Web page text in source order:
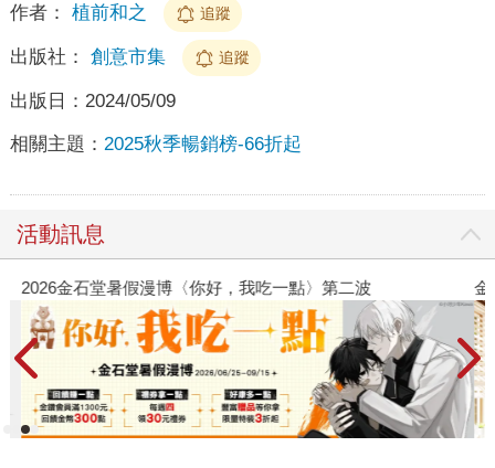
作者： 植前和之 追蹤
出版社： 創意市集 追蹤
出版日： 2024/05/09
相關主題： 2025秋季暢銷榜-66折起
活動訊息
2026金石堂暑假漫博〈你好，我吃一點〉第二波 金